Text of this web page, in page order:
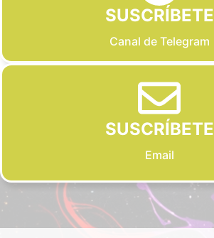
SUSCRÍBETE
Canal de Telegram
SUSCRÍBETE
Email